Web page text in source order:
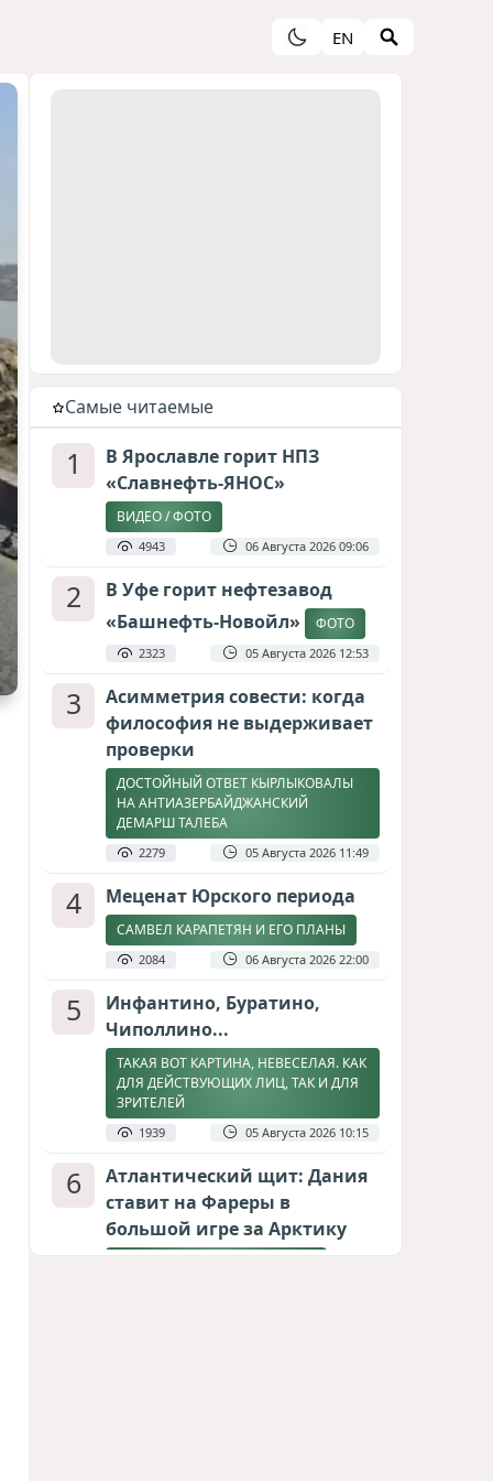
EN
Cамые читаемые
1
В Ярославле горит НПЗ
«Славнефть-ЯНОС»
ВИДЕО / ФОТО
4943 06 Августа 2026 09:06
2
В Уфе горит нефтезавод
«Башнефть-Новойл»
ФОТО
2323 05 Августа 2026 12:53
3
Асимметрия совести: когда
философия не выдерживает
проверки
ДОСТОЙНЫЙ ОТВЕТ КЫРЛЫКОВАЛЫ
НА АНТИАЗЕРБАЙДЖАНСКИЙ
ДЕМАРШ ТАЛЕБА
2279 05 Августа 2026 11:49
4 Меценат Юрского периода
САМВЕЛ КАРАПЕТЯН И ЕГО ПЛАНЫ
2084 06 Августа 2026 22:00
5
Инфантино, Буратино,
Чиполлино...
ТАКАЯ ВОТ КАРТИНА, НЕВЕСЕЛАЯ. КАК
ДЛЯ ДЕЙСТВУЮЩИХ ЛИЦ, ТАК И ДЛЯ
ЗРИТЕЛЕЙ
1939 05 Августа 2026 10:15
6
Атлантический щит: Дания
ставит на Фареры в
большой игре за Арктику